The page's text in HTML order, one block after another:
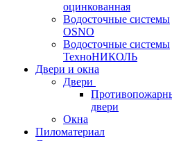
оцинкованная
Водосточные системы
OSNO
Водосточные системы
ТехноНИКОЛЬ
Двери и окна
Двери
двери
Окна
Пиломатериал